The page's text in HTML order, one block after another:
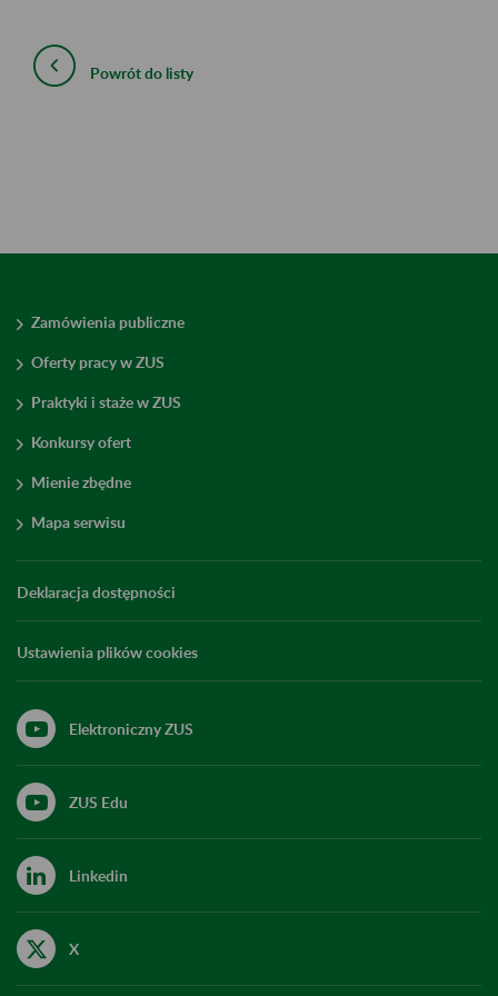
Powrót do listy
Zamówienia publiczne
Oferty pracy w ZUS
Praktyki i staże w ZUS
Konkursy ofert
Mienie zbędne
Mapa serwisu
Deklaracja dostępności
Ustawienia plików cookies
Elektroniczny ZUS
ZUS Edu
Linkedin
X